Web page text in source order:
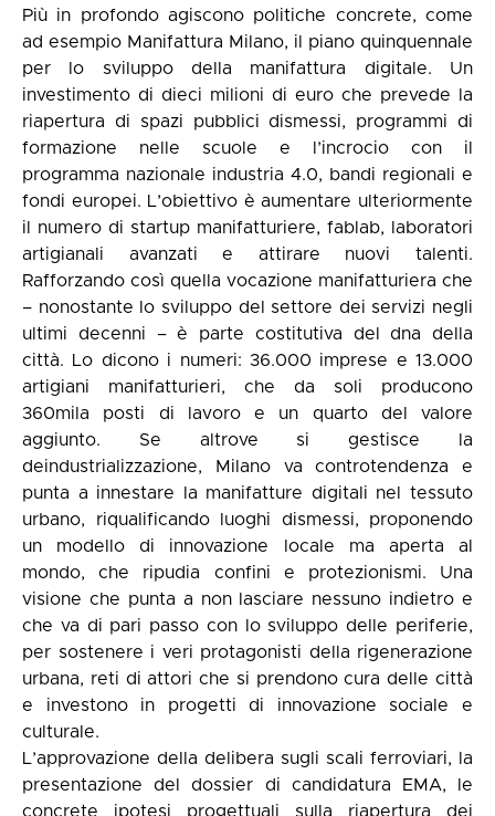
Più in profondo agiscono politiche concrete, come
ad esempio Manifattura Milano, il piano quinquennale
per lo sviluppo della manifattura digitale. Un
investimento di dieci milioni di euro che prevede la
riapertura di spazi pubblici dismessi, programmi di
formazione nelle scuole e l’incrocio con il
programma nazionale industria 4.0, bandi regionali e
fondi europei. L’obiettivo è aumentare ulteriormente
il numero di startup manifatturiere, fablab, laboratori
artigianali avanzati e attirare nuovi talenti.
Rafforzando così quella vocazione manifatturiera che
– nonostante lo sviluppo del settore dei servizi negli
ultimi decenni – è parte costitutiva del dna della
città. Lo dicono i numeri: 36.000 imprese e 13.000
artigiani manifatturieri, che da soli producono
360mila posti di lavoro e un quarto del valore
aggiunto. Se altrove si gestisce la
deindustrializzazione, Milano va controtendenza e
punta a innestare la manifatture digitali nel tessuto
urbano, riqualificando luoghi dismessi, proponendo
un modello di innovazione locale ma aperta al
mondo, che ripudia confini e protezionismi. Una
visione che punta a non lasciare nessuno indietro e
che va di pari passo con lo sviluppo delle periferie,
per sostenere i veri protagonisti della rigenerazione
urbana, reti di attori che si prendono cura delle città
e investono in progetti di innovazione sociale e
culturale.
L’approvazione della delibera sugli scali ferroviari, la
presentazione del dossier di candidatura EMA, le
concrete ipotesi progettuali sulla riapertura dei